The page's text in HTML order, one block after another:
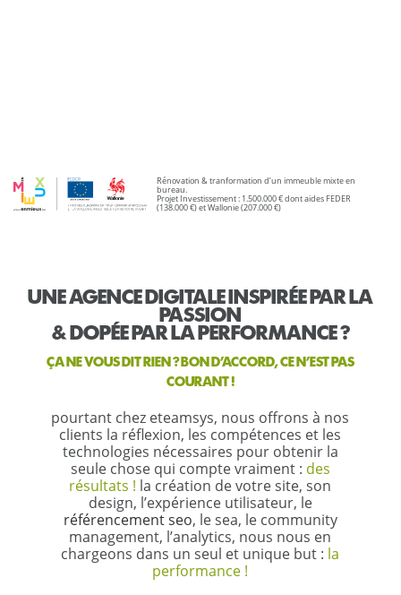
Rénovation & tranformation d’un immeuble mixte en
bureau.
Projet Investissement : 1.500.000 € dont aides FEDER
(138.000 €) et Wallonie (207.000 €)
UNE AGENCE DIGITALE INSPIRÉE PAR LA
PASSION
& DOPÉE PAR LA PERFORMANCE ?
ÇA NE VOUS DIT RIEN ? BON D’ACCORD, CE N’EST PAS
COURANT !
pourtant chez eteamsys, nous offrons à nos
clients la réflexion, les compétences et les
technologies nécessaires pour obtenir la
seule chose qui compte vraiment : des
résultats ! la création de votre site, son
design, l’expérience utilisateur, le
référencement seo, le sea, le community
management, l’analytics, nous nous en
chargeons dans un seul et unique but : la
performance !